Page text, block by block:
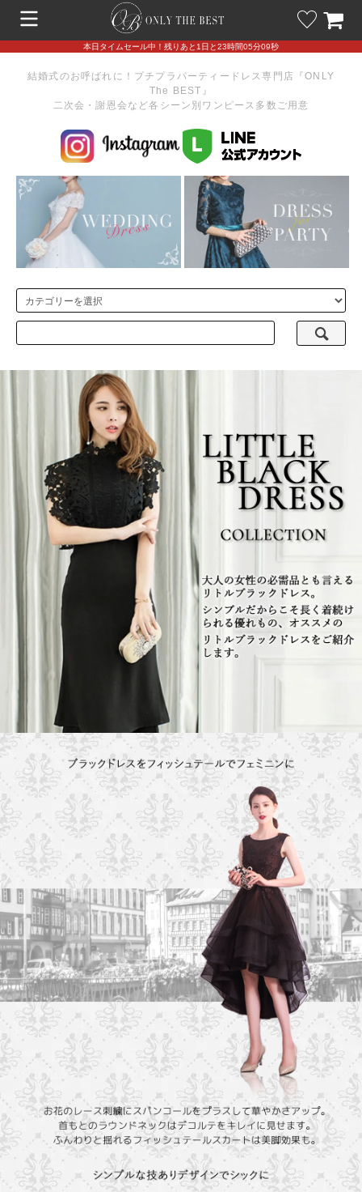
本日タイムセール中！残りあと1日と23時間05分06秒
結婚式のお呼ばれに！プチプラパーティードレス専門店『ONLY
The BEST』
二次会・謝恩会など各シーン別ワンピース多数ご用意